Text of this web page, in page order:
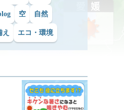
空 自然
エコ・環境